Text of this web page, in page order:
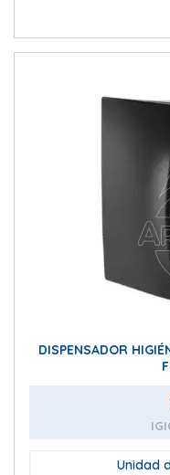
DISPENSADOR
Unidad